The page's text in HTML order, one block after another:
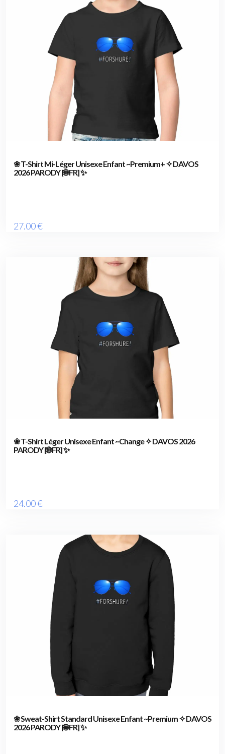
❀ T-Shirt Mi-Léger Unisexe Enfant ~Premium+ ✧ DAVOS
2026 PARODY [🌐 FR] ✨
27.00€
❀ T-Shirt Léger Unisexe Enfant ~Change ✧ DAVOS 2026
PARODY [🌐 FR] ✨
24.00€
❀ Sweat-Shirt Standard Unisexe Enfant ~Premium ✧ DAVOS
2026 PARODY [🌐 FR] ✨